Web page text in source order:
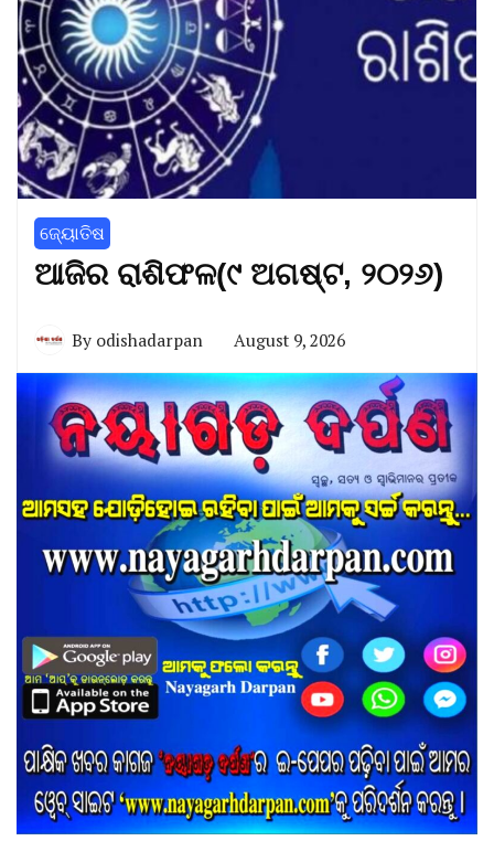
ଜ୍ୟୋତିଷ
ଆଜିର ରାଶିଫଳ(୯ ଅଗଷ୍ଟ, ୨୦୨୬)
By odishadarpan August 9, 2026